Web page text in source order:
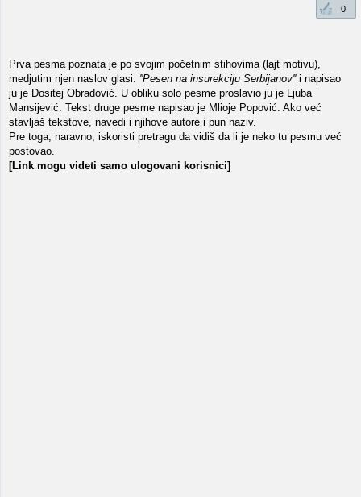
0
Prva pesma poznata je po svojim početnim stihovima (lajt motivu),
medjutim njen naslov glasi: ''Pesen na insurekciju Serbijanov''i napisao
ju je Dositej Obradović. U obliku solo pesme proslavio ju je Ljuba
Mansijević. Tekst druge pesme napisao je Mlioje Popović. Ako već
stavljaš tekstove, navedi i njihove autore i pun naziv.
Pre toga, naravno, iskoristi pretragu da vidiš da li je neko tu pesmu već
postovao.
[Link mogu videti samo ulogovani korisnici]